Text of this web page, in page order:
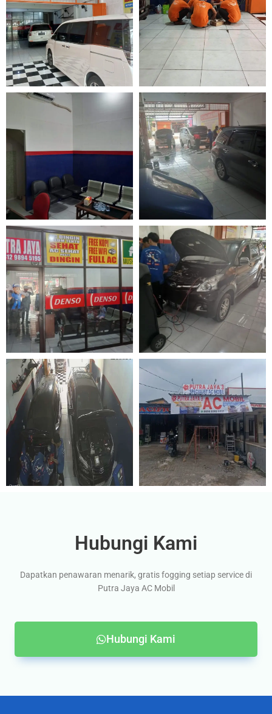
Hubungi Kami
Dapatkan penawaran menarik, gratis fogging setiap service di
Putra Jaya AC Mobil
Hubungi Kami